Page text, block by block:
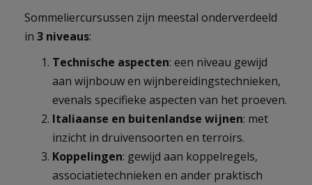
Sommeliercursussen zijn meestal onderverdeeld
in 3 niveaus:
Technische aspecten: een niveau gewijd
aan wijnbouw en wijnbereidingstechnieken,
evenals specifieke aspecten van het proeven.
Italiaanse en buitenlandse wijnen: met
inzicht in druivensoorten en terroirs.
Koppelingen: gewijd aan koppelregels,
associatietechnieken en ander praktisch